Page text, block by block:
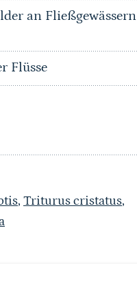
an Fließgewässern
Flüsse
, Triturus cristatus,